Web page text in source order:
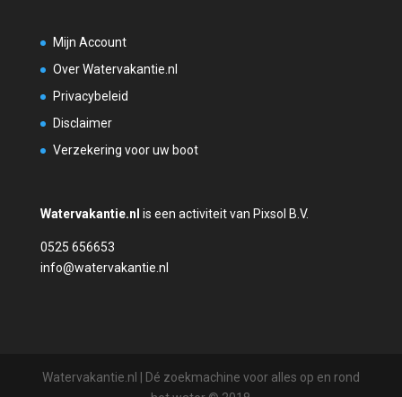
Mijn Account
Over Watervakantie.nl
Privacybeleid
Disclaimer
Verzekering voor uw boot
Watervakantie.nl is een activiteit van Pixsol B.V.
0525 656653
info@watervakantie.nl
Watervakantie.nl | Dé zoekmachine voor alles op en rond